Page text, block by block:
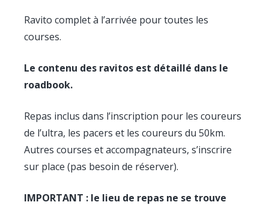
Ravito complet à l’arrivée pour toutes les
courses.
Le contenu des ravitos est détaillé dans le
roadbook.
Repas inclus dans l’inscription pour les coureurs
de l’ultra, les pacers et les coureurs du 50km.
Autres courses et accompagnateurs, s’inscrire
sur place (pas besoin de réserver).
IMPORTANT : le lieu de repas ne se trouve